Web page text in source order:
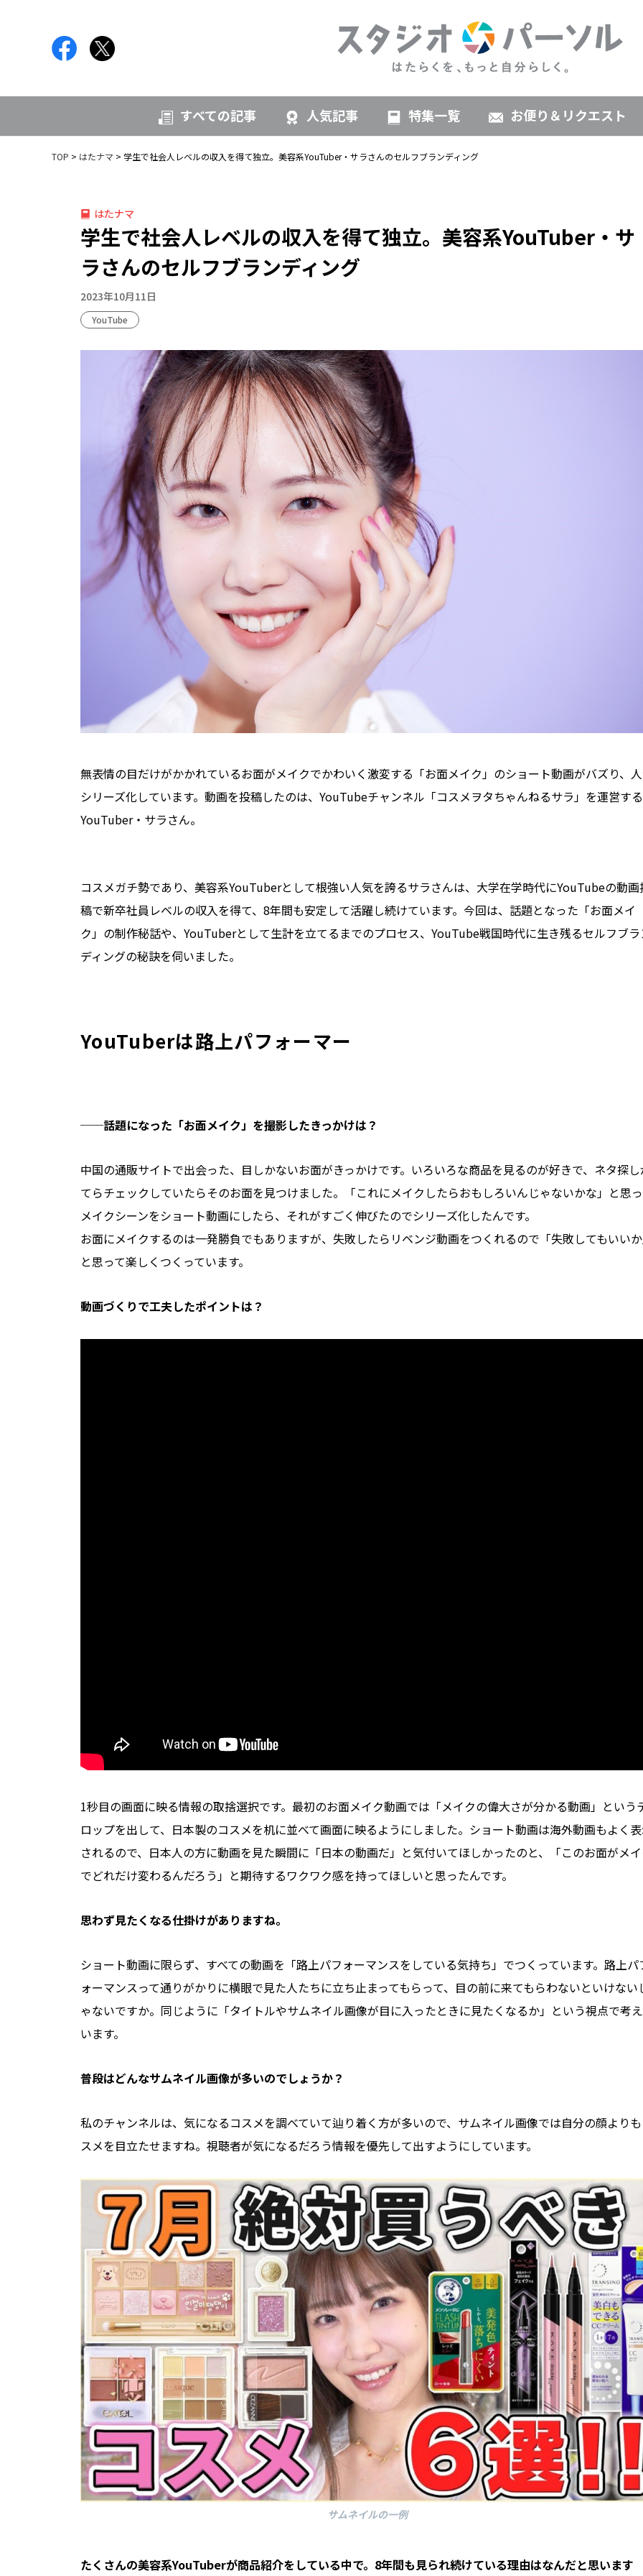
すべての記事 人気記事 特集一覧 お便り＆リクエスト
TOP はたナマ 学生で社会人レベルの収入を得て独立。美容系YouTuber・サラさんのセルフブランディング
はたナマ
学生で社会人レベルの収入を得て独立。美容系YouTuber・サ
ラさんのセルフブランディング
2023年10月11日
YouTube
無表情の目だけがかかれているお面がメイクでかわいく激変する「お面メイク」のショート動画がバズり、
シリーズ化しています。動画を投稿したのは、YouTubeチャンネル「コスメヲタちゃんねるサラ」を運営する
YouTuber・サラさん。
コスメガチ勢であり、美容系YouTuberとして根強い人気を誇るサラさんは、大学在学時代にYouTubeの動画
稿で新卒社員レベルの収入を得て、8年間も安定して活躍し続けています。今回は、話題となった「お面メイ
ク」の制作秘話や、YouTuberとして生計を立てるまでのプロセス、YouTube戦国時代に生き残るセルフブラ
ディングの秘訣を伺いました。
YouTuberは路上パフォーマー
──話題になった「お面メイク」を撮影したきっかけは？
中国の通販サイトで出会った、目しかないお面がきっかけです。いろいろな商品を見るのが好きで、ネタ探し
てらチェックしていたらそのお面を見つけました。「これにメイクしたらおもしろいんじゃないかな」と思
メイクシーンをショート動画にしたら、それがすごく伸びたのでシリーズ化したんです。
お面にメイクするのは一発勝負でもありますが、失敗したらリベンジ動画をつくれるので「失敗してもいいか
と思って楽しくつくっています。
動画づくりで工夫したポイントは？
1秒目の画面に映る情報の取捨選択です。最初のお面メイク動画では「メイクの偉大さが分かる動画」という
ロップを出して、日本製のコスメを机に並べて画面に映るようにしました。ショート動画は海外動画もよく
されるので、日本人の方に動画を見た瞬間に「日本の動画だ」と気付いてほしかったのと、「このお面がメ
でどれだけ変わるんだろう」と期待するワクワク感を持ってほしいと思ったんです。
――思わず見たくなる仕掛けがありますね。
ショート動画に限らず、すべての動画を「路上パフォーマンスをしている気持ち」でつくっています。路上パ
ォーマンスって通りがかりに横眼で見た人たちに立ち止まってもらって、目の前に来てもらわないといけない
ゃないですか。同じように「タイトルやサムネイル画像が目に入ったときに見たくなるか」という視点で考
います。
普段はどんなサムネイル画像が多いのでしょうか？
私のチャンネルは、気になるコスメを調べていて辿り着く方が多いので、サムネイル画像では自分の顔より
スメを目立たせますね。視聴者が気になるだろう情報を優先して出すようにしています。
サムネイルの一例
――たくさんの美容系YouTuberが商品紹介をしている中で。8年間も見られ続けている理由はなんだと思います